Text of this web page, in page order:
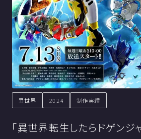
異世界 2024 制作実績
「異世界転生したらドゲンジ